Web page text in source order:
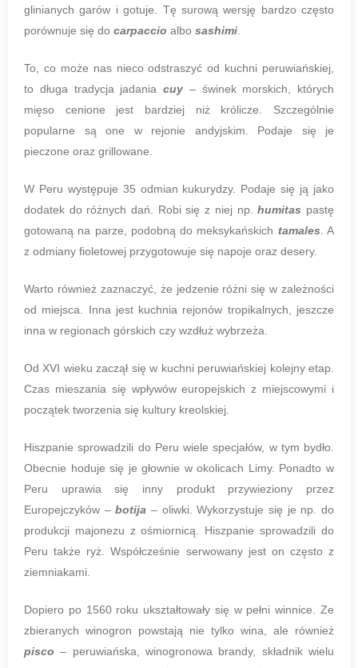
glinianych garów i gotuje. Tę surową wersję bardzo często
porównuje się do carpaccio albo sashimi.
To, co może nas nieco odstraszyć od kuchni peruwiańskiej,
to długa tradycja jadania cuy – świnek morskich, których
mięso cenione jest bardziej niż królicze. Szczególnie
popularne są one w rejonie andyjskim. Podaje się je
pieczone oraz grillowane.
W Peru występuje 35 odmian kukurydzy. Podaje się ją jako
dodatek do różnych dań. Robi się z niej np.humitas pastę
gotowaną na parze, podobną do meksykańskich tamales. A
z odmiany fioletowej przygotowuje się napoje oraz desery.
Warto również zaznaczyć, że jedzenie różni się w zależności
od miejsca. Inna jest kuchnia rejonów tropikalnych, jeszcze
inna w regionach górskich czy wzdłuż wybrzeża.
Od XVI wieku zaczął się w kuchni peruwiańskiej kolejny etap.
Czas mieszania się wpływów europejskich z miejscowymi i
początek tworzenia się kultury kreolskiej.
Hiszpanie sprowadzili do Peru wiele specjałów, w tym bydło.
Obecnie hoduje się je głownie w okolicach Limy. Ponadto w
Peru uprawia się inny produkt przywieziony przez
Europejczyków –botija – oliwki. Wykorzystuje się je np. do
produkcji majonezu z ośmiornicą. Hiszpanie sprowadzili do
Peru także ryż. Współcześnie serwowany jest on często z
ziemniakami.
Dopiero po 1560 roku ukształtowały się w pełni winnice. Ze
zbieranych winogron powstają nie tylko wina, ale również
pisco – peruwiańska, winogronowa brandy, składnik wielu